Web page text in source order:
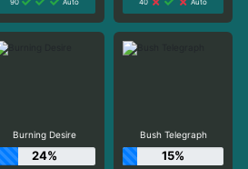
Burning Desire
24%
Bush Telegraph
15%